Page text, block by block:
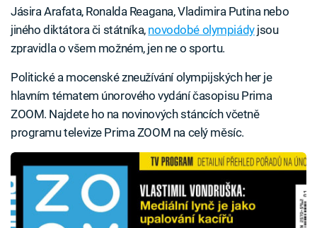
Jásira Arafata, Ronalda Reagana, Vladimira Putina nebo
jiného diktátora či státníka, novodobé olympiádyjsou
zpravidla o všem možném, jen ne o sportu.
Politické a mocenské zneužívání olympijských her je
hlavním tématem únorového vydání časopisu Prima
ZOOM. Najdete ho na novinových stáncích včetně
programu televize Prima ZOOM na celý měsíc.